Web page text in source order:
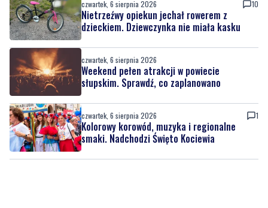
czwartek, 6 sierpnia 2026 10
Nietrzeźwy opiekun jechał rowerem z
dzieckiem. Dziewczynka nie miała kasku
czwartek, 6 sierpnia 2026
Weekend pełen atrakcji w powiecie
słupskim. Sprawdź, co zaplanowano
czwartek, 6 sierpnia 2026 1
Kolorowy korowód, muzyka i regionalne
smaki. Nadchodzi Święto Kociewia